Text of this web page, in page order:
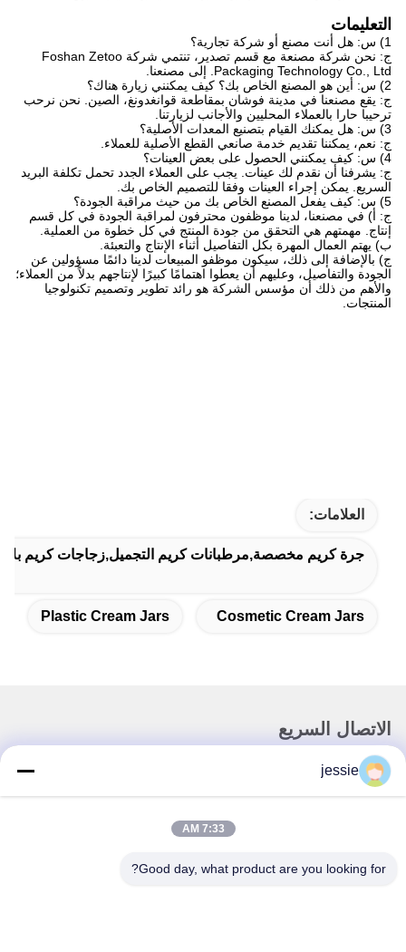
التعليمات
1) س: هل أنت مصنع أو شركة تجارية؟
ج: نحن شركة مصنعة مع قسم تصدير، تنتمي شركة Foshan Zetoo
Packaging Technology Co., Ltd. إلى مصنعنا.
2) س: أين هو المصنع الخاص بك؟ كيف يمكنني زيارة هناك؟
ج: يقع مصنعنا في مدينة فوشان بمقاطعة قوانغدونغ، الصين. نحن نرحب
ترحيبا حارا بالعملاء المحليين والأجانب لزيارتنا.
3) س: هل يمكنك القيام بتصنيع المعدات الأصلية؟
ج: نعم، يمكننا تقديم خدمة صانعي القطع الأصلية للعملاء.
4) س: كيف يمكنني الحصول على بعض العينات؟
ج: يشرفنا أن نقدم لك عينات. يجب على العملاء الجدد تحمل تكلفة البريد
السريع. يمكن إجراء العينات وفقا للتصميم الخاص بك.
5) س: كيف يفعل المصنع الخاص بك من حيث مراقبة الجودة؟
ج: أ) في مصنعنا، لدينا موظفون محترفون لمراقبة الجودة في كل قسم
إنتاج. مهمتهم هي التحقق من جودة المنتج في كل خطوة من العملية.
ب) يهتم العمال المهرة بكل التفاصيل أثناء الإنتاج والتعبئة.
ج) بالإضافة إلى ذلك، سيكون موظفو المبيعات لدينا دائمًا مسؤولين عن
الجودة والتفاصيل، وعليهم أن يعطوا اهتمامًا كبيرًا لإنتاجهم بدلاً من العملاء؛
والأهم من ذلك أن مؤسس الشركة هو رائد تطوير وتصميم تكنولوجيا
المنتجات.
العلامات:
جرة كريم مخصصة,مرطبانات كريم التجميل,زجاجات كريم
Cosmetic Cream Jars
Plastic Cream Jars
الاتصال السريع
العنوان
رقم 002 رقم 2، حديقة لوجيه سانيا تشونغ الصناعية، مدينة نانزوانغ،
منطقة تشانتشينغ، مدينة فوشان، الصين.
86--15088026007
jessie
7:33 AM
Good day, what product are you looking for?